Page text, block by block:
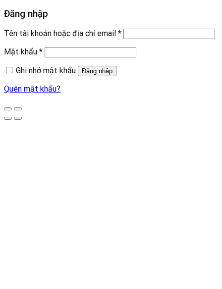
Đăng nhập
Tên tài khoản hoặc địa chỉ email *
Mật khẩu *
Ghi nhớ mật khẩu
Đăng nhập
Quên mật khẩu?